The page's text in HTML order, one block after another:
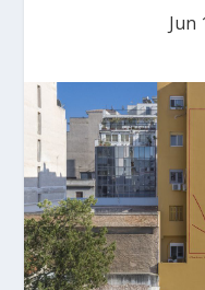
Jun